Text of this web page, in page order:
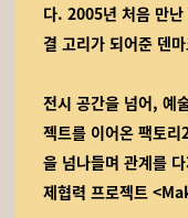
다. 2005년 처음 만
결 고리가 되어준 덴
전시 공간을 넘어, 예
젝트를 이어온 팩토
을 넘나들며 관계를
제협력 프로젝트